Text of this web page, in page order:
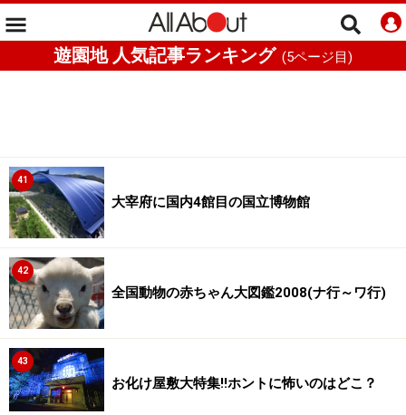
遊園地 人気記事ランキング (5ページ目)
41
大宰府に国内4館目の国立博物館
42
全国動物の赤ちゃん大図鑑2008(ナ行～ワ行)
43
お化け屋敷大特集!!ホントに怖いのはどこ？